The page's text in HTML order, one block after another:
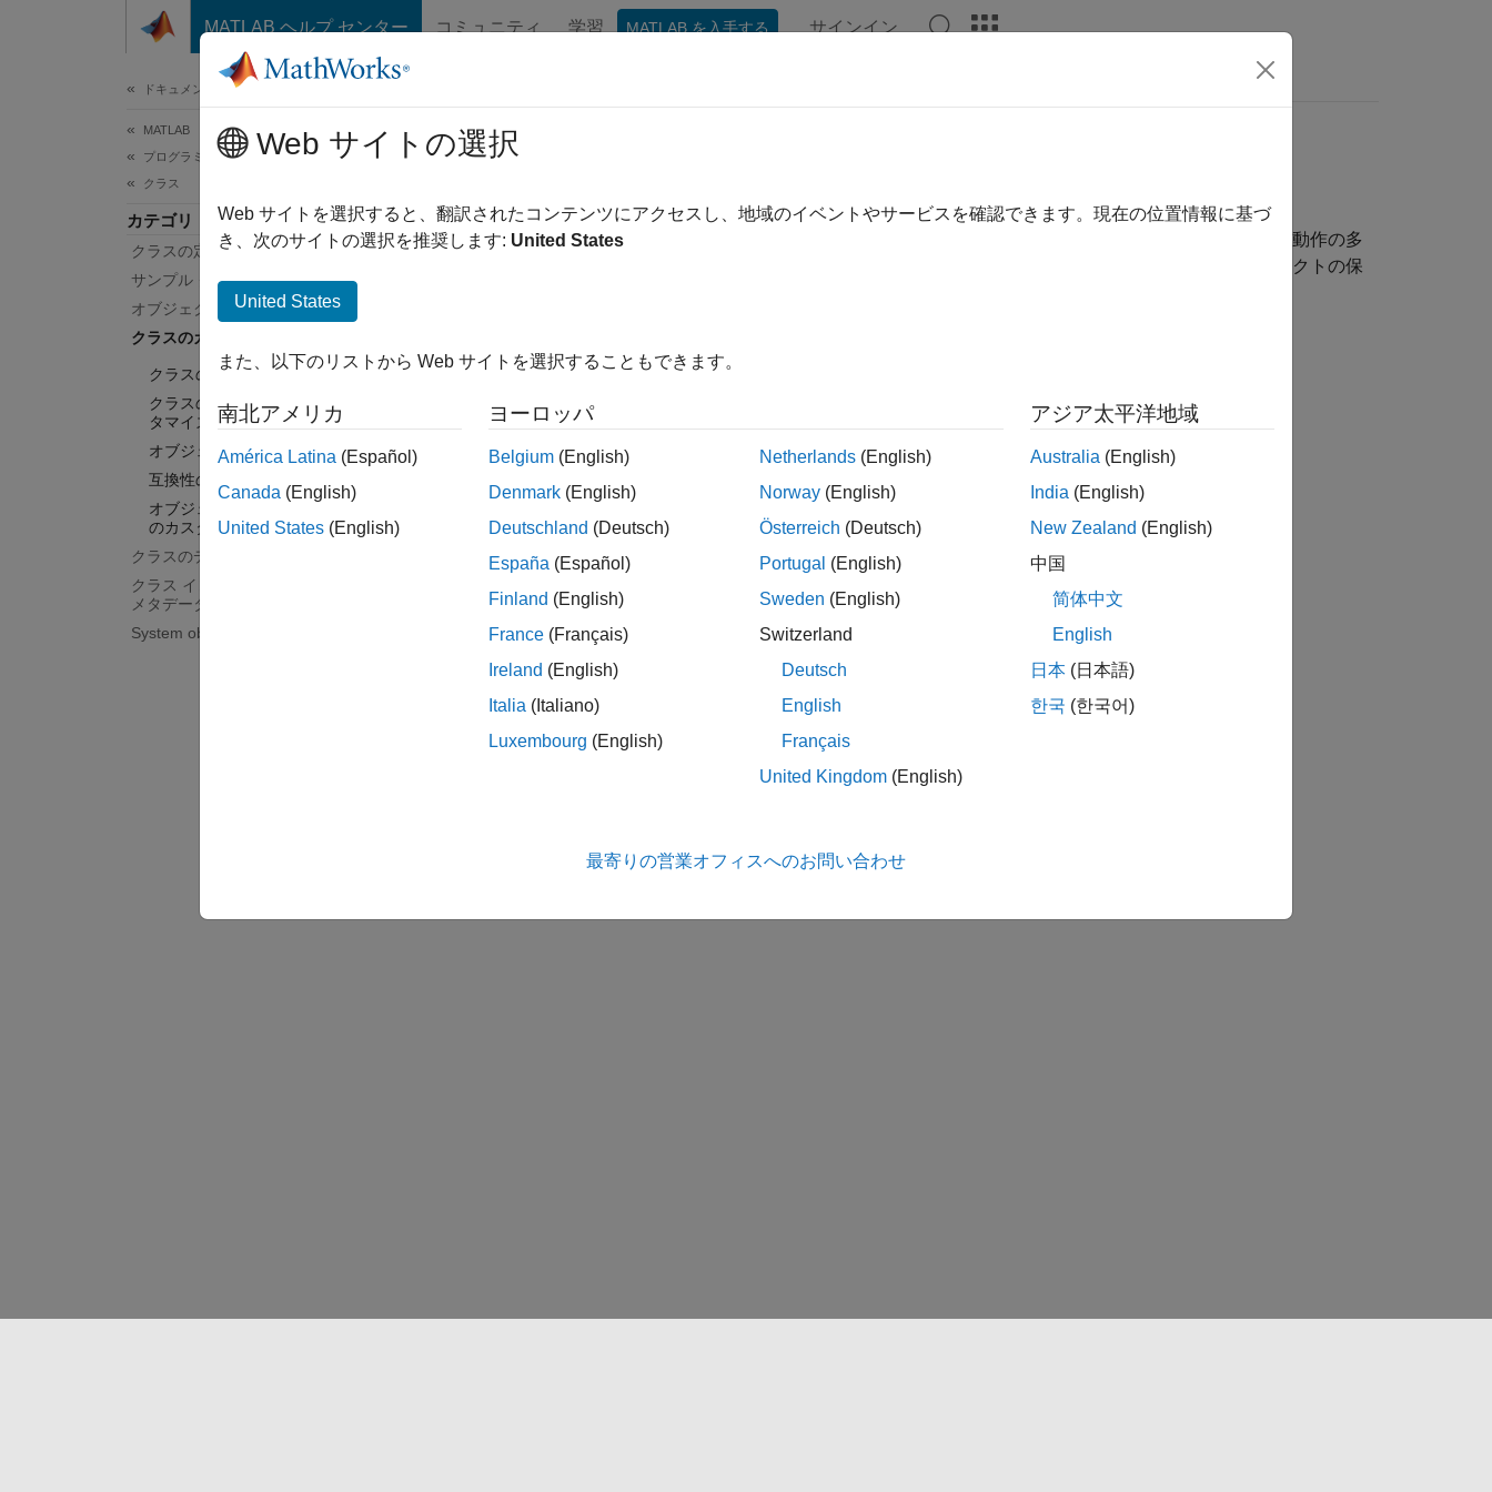
コンテンツへスキップ
MATLAB ヘルプ センター コミュニティ 学習 MATLAB を入手する サインイン
ドキュメンテーションのホーム
MATLAB
プログラミング
クラス
カテゴリ
クラスの定義
サンプル クラスの実装
オブジェクト配列の作成と操作
クラスのカスタマイズ
クラスのカスタマイズ手法
クラスのオブジェクト表示のカス
タマイズ
オブジェクトの保存と読み込み
互換性のためのクラスの設計
オブジェクトのインデックス付け
のカスタマイズ
クラスのデバッグと開発
クラス イントロスペクションおよび
メタデータ
System object
クラスのカスタマイズ
保存および読み込みプロセスやインデックス演算など、ユーザー定義クラスの動作をカスタマイズする
ユーザー定義クラスのオブジェクトは、組み込みクラスのオブジェクトと同じ動作を共有します。これらの動作の多
くの側面をカスタマイズすることで、クラス設計の特定の要件を満たせます。たとえば、クラスのオブジェクトの保
カテゴリ
クラスの動作をカスタマイズする方法を説明する
クラスのオブジェクト表示のカスタマイズ
MATLAB
によってコマンド ウィンドウにクラスのオブジェクトが表示される方法をカスタマイズ
オブジェクトの保存と読み込み
バージョン間の互換性を維持するためにクラスをカスタマイズする
オブジェクトのインデックス付けのカスタマイズ
クラスのインデックス付きの参照と代入をカスタマイズ
Web サイトの選択
Web サイトを選択すると、翻訳されたコンテンツにアクセスし、地域のイベントやサービスを確認できます。現在の位置情報に基づ
き、次のサイトの選択を推奨します: United States
United States
また、以下のリストから Web サイトを選択することもできます。
南北アメリカ
América Latina (Español)
Canada (English)
United States (English)
ヨーロッパ
Belgium (English)
Denmark (English)
Deutschland (Deutsch)
España (Español)
Finland (English)
France (Français)
Ireland (English)
Italia (Italiano)
Luxembourg (English)
Netherlands (English)
Norway (English)
Österreich (Deutsch)
Portugal (English)
Sweden (English)
Switzerland
Deutsch
English
Français
United Kingdom (English)
アジア太平洋地域
Australia (English)
India (English)
New Zealand (English)
中国
简体中文
English
日本 (日本語)
한국 (한국어)
最寄りの営業オフィスへのお問い合わせ